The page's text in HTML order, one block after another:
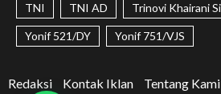
TNI TNI AD Trinovi Khairani
Yonif 521/DY Yonif 751/VJS
Redaksi Kontak Iklan Tentang Kami